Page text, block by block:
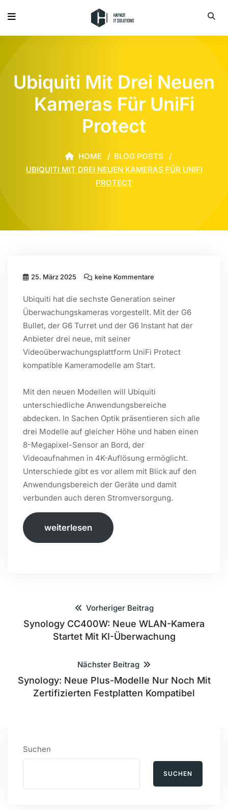
Ubiquiti Mit Drei Neuen
Kameras Für UniFi
Protect
HOME
BLOG POSTS
UBIQUITI MIT DREI NEUEN KAMERAS FÜR UNIFI
PROTECT
25. März 2025 keine Kommentare
Ubiquiti hat die sechste Generation seiner
Überwachungskameras vorgestellt. Mit der G6
Bullet, der G6 Turret und der G6 Instant hat der
Anbieter drei neue, mit seiner
Videoüberwachungsplattform UniFi Protect
kompatible Kameramodelle am Start.
Mit den neuen Modellen will Ubiquiti
unterschiedliche Anwendungsbereiche
abdecken. In Sachen Optik präsentieren sich alle
drei Modelle auf gleicher Höhe und haben einen
8-Megapixel-Sensor an Bord, der
Videoaufnahmen in 4K-Auflösung ermöglicht.
Unterschiede gibt es vor allem mit Blick auf den
Anwendungsbereich der Geräte und damit
verbunden auch deren Stromversorgung.
weiterlesen
Vorheriger Beitrag
Synology CC400W: Neue WLAN-Kamera
Startet Mit KI-Überwachung
Nächster Beitrag
Synology: Neue Plus-Modelle Nur Noch Mit
Zertifizierten Festplatten Kompatibel
Suchen
SUCHEN